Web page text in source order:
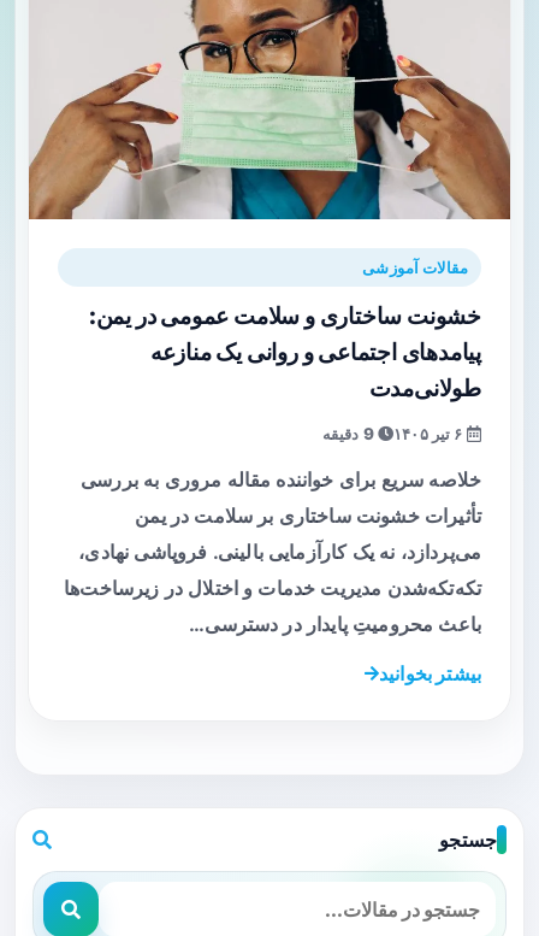
مقالات آموزشی
خشونت ساختاری و سلامت عمومی در یمن:
پیامدهای اجتماعی و روانی یک منازعه
طولانی‌مدت
9 دقیقه
خلاصه سریع برای خواننده مقاله مروری به بررسی
تأثیرات خشونت ساختاری بر سلامت در یمن
می‌پردازد، نه یک کارآزمایی بالینی. فروپاشی نهادی،
تکه‌تکه‌شدن مدیریت خدمات و اختلال در زیرساخت‌ها
باعث محرومیتِ پایدار در دسترسی…
بیشتر بخوانید
جستجو